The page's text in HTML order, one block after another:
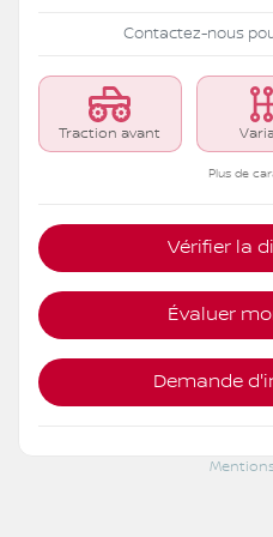
Contactez-nous
Traction avant
Plus de
Vérifier la
Évaluer
Demande